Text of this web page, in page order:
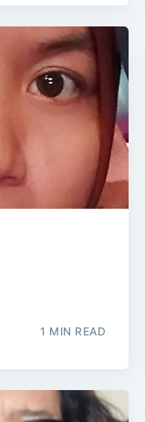
1 MIN READ